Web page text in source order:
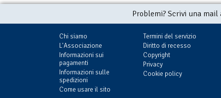
Problemi? Scrivi una
Chi siamo
L'Associazione
Informazioni sui
pagamenti
Informazioni sulle
spedizioni
Come usare il sito
Termini del servizio
Diritto di recesso
Copyright
Privacy
Cookie policy